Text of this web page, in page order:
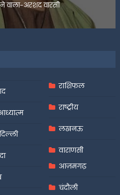
वाला-अरशद वारसी
राशिफल
राष्ट्रीय
लखनऊ
वाराणसी
आज़मगढ़
चंदौली